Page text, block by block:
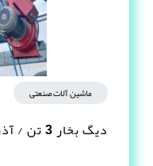
ماشین آلات صنعتی
دیگ بخار 3 تن / آذر استیل فن آوران